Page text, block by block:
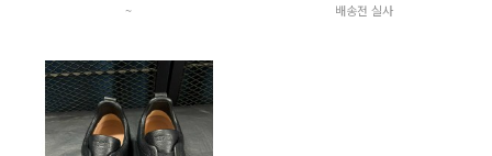
~ 배송전 실사